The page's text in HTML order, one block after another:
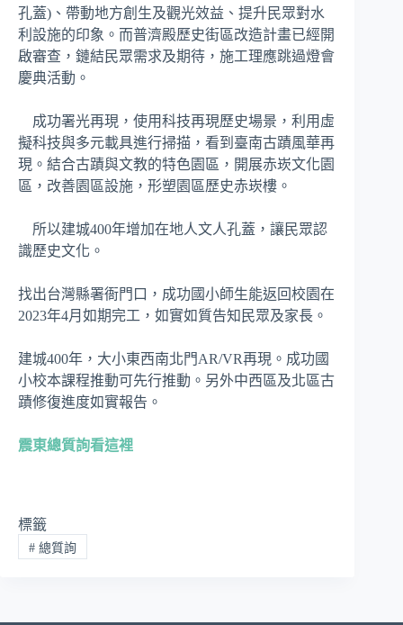
孔蓋)、帶動地方創生及觀光效益、提升民眾對水
利設施的印象。而普濟殿歷史街區改造計畫已經開
啟審查，鏈結民眾需求及期待，施工理應跳過燈會
慶典活動。
成功署光再現，使用科技再現歷史場景，利用虛
擬科技與多元載具進行掃描，看到臺南古蹟風華再
現。結合古蹟與文教的特色園區，開展赤崁文化園
區，改善園區設施，形塑園區歷史赤崁樓。
所以建城400年增加在地人文人孔蓋，讓民眾認
識歷史文化。
找出台灣縣署衙門口，成功國小師生能返回校園在
2023年4月如期完工，如實如質告知民眾及家長。
建城400年，大小東西南北門AR/VR再現。成功國
小校本課程推動可先行推動。另外中西區及北區古
蹟修復進度如實報告。
震東總質詢看這裡
標籤
#總質詢